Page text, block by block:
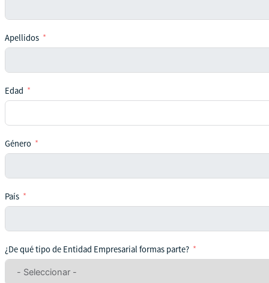
Apellidos
Edad
Género
País
¿De qué tipo de Entidad Empresarial formas parte?